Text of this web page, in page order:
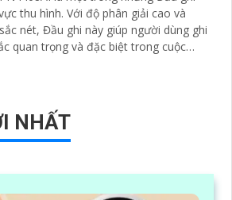
độ phân giải cao và
nét, Đầu ghi này giúp người dùng ghi
quan trọng và đặc biệt trong cuộc
NHẤT